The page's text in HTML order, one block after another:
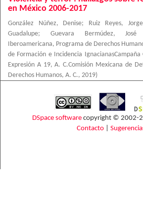
en México 2006-2017
González Núñez, Denise; Ruiz Reyes, Jorge
Guadalupe; Guevara Bermúdez, José
Iberoamericana, Programa de Derechos
de Formación e Incidencia
Expresión A 19, A. C.Comisión Mexicana de
Derechos Humanos, A. C., 2019)
DSpace software copyright © 2002-
Contacto|